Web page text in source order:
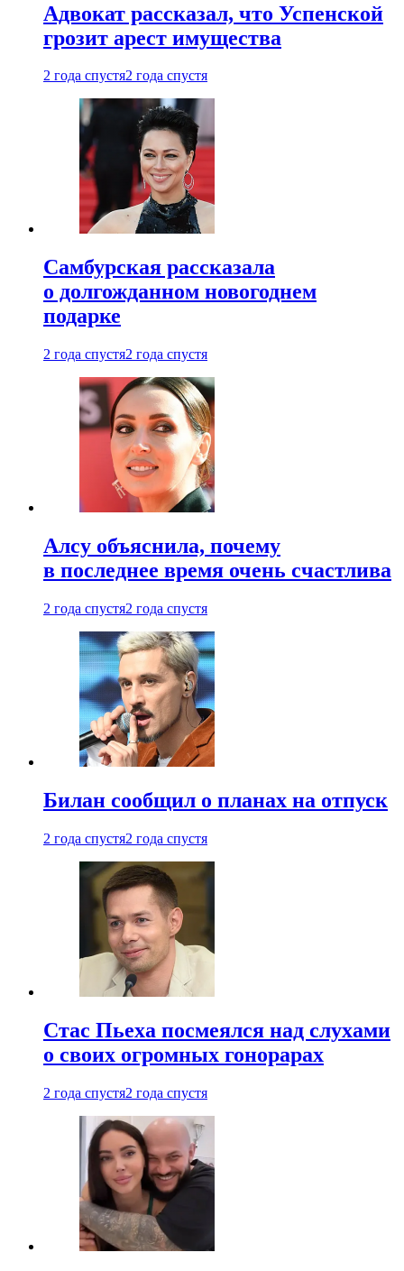
Адвокат рассказал, что Успенской
грозит арест имущества
2 года спустя2 года спустя
Самбурская рассказала
о долгожданном новогоднем
подарке
2 года спустя2 года спустя
Алсу объяснила, почему
в последнее время очень счастлива
2 года спустя2 года спустя
Билан сообщил о планах на отпуск
2 года спустя2 года спустя
Стас Пьеха посмеялся над слухами
о своих огромных гонорарах
2 года спустя2 года спустя